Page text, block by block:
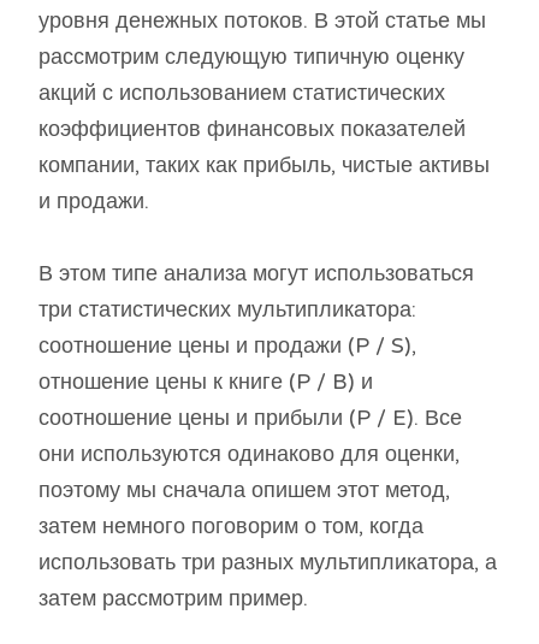
уровня денежных потоков. В этой статье мы
рассмотрим следующую типичную оценку
акций с использованием статистических
коэффициентов финансовых показателей
компании, таких как прибыль, чистые активы
и продажи.
В этом типе анализа могут использоваться
три статистических мультипликатора:
соотношение цены и продажи (P / S),
отношение цены к книге (P / B) и
соотношение цены и прибыли (P / E). Все
они используются одинаково для оценки,
поэтому мы сначала опишем этот метод,
затем немного поговорим о том, когда
использовать три разных мультипликатора, а
затем рассмотрим пример.